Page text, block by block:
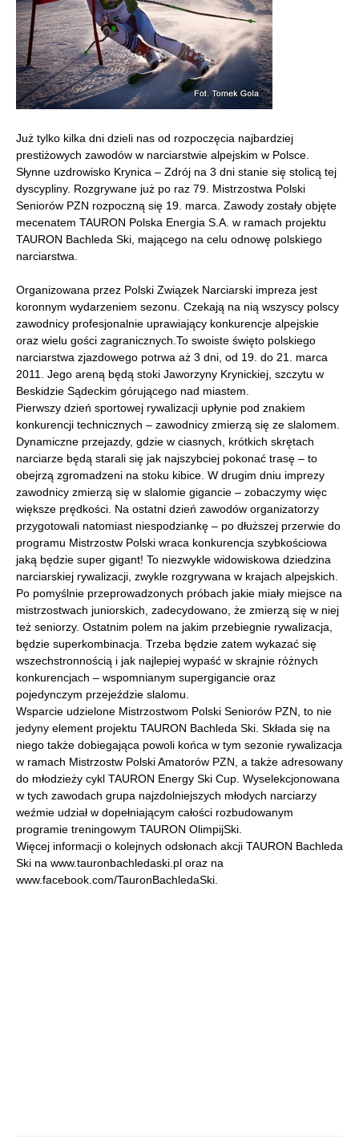
Już tylko kilka dni dzieli nas od rozpoczęcia najbardziej
prestiżowych zawodów w narciarstwie alpejskim w Polsce.
Słynne uzdrowisko Krynica – Zdrój na 3 dni stanie się stolicą tej
dyscypliny. Rozgrywane już po raz 79. Mistrzostwa Polski
Seniorów PZN rozpoczną się 19. marca. Zawody zostały objęte
mecenatem TAURON Polska Energia S.A. w ramach projektu
TAURON Bachleda Ski, mającego na celu odnowę polskiego
narciarstwa.
Organizowana przez Polski Związek Narciarski impreza jest
koronnym wydarzeniem sezonu. Czekają na nią wszyscy polscy
zawodnicy profesjonalnie uprawiający konkurencje alpejskie
oraz wielu gości zagranicznych.To swoiste święto polskiego
narciarstwa zjazdowego potrwa aż 3 dni, od 19. do 21. marca
2011. Jego areną będą stoki Jaworzyny Krynickiej, szczytu w
Beskidzie Sądeckim górującego nad miastem.
Pierwszy dzień sportowej rywalizacji upłynie pod znakiem
konkurencji technicznych – zawodnicy zmierzą się ze slalomem.
Dynamiczne przejazdy, gdzie w ciasnych, krótkich skrętach
narciarze będą starali się jak najszybciej pokonać trasę – to
obejrzą zgromadzeni na stoku kibice. W drugim dniu imprezy
zawodnicy zmierzą się w slalomie gigancie – zobaczymy więc
większe prędkości. Na ostatni dzień zawodów organizatorzy
przygotowali natomiast niespodziankę – po dłuższej przerwie do
programu Mistrzostw Polski wraca konkurencja szybkościowa
jaką będzie super gigant! To niezwykle widowiskowa dziedzina
narciarskiej rywalizacji, zwykle rozgrywana w krajach alpejskich.
Po pomyślnie przeprowadzonych próbach jakie miały miejsce na
mistrzostwach juniorskich, zadecydowano, że zmierzą się w niej
też seniorzy. Ostatnim polem na jakim przebiegnie rywalizacja,
będzie superkombinacja. Trzeba będzie zatem wykazać się
wszechstronnością i jak najlepiej wypaść w skrajnie różnych
konkurencjach – wspomnianym supergigancie oraz
pojedynczym przejeździe slalomu.
Wsparcie udzielone Mistrzostwom Polski Seniorów PZN, to nie
jedyny element projektu TAURON Bachleda Ski. Składa się na
niego także dobiegająca powoli końca w tym sezonie rywalizacja
w ramach Mistrzostw Polski Amatorów PZN, a także adresowany
do młodzieży cykl TAURON Energy Ski Cup. Wyselekcjonowana
w tych zawodach grupa najzdolniejszych młodych narciarzy
weźmie udział w dopełniającym całości rozbudowanym
programie treningowym TAURON OlimpijSki.
Więcej informacji o kolejnych odsłonach akcji TAURON Bachleda
Ski na www.tauronbachledaski.pl oraz na
www.facebook.com/TauronBachledaSki.